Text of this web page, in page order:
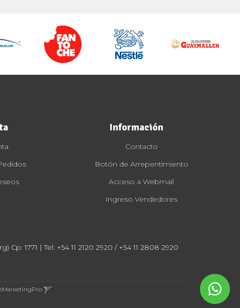
Información
Contacto
Botón de Arrepentimiento
Acceso a Webmail
Ingreso Vendedores
Cp: 1771 | Tel: +54 11 2120 2920 / +54 11 2808 2920